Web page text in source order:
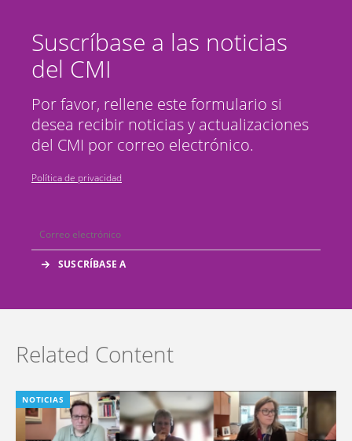
Suscríbase a las noticias
del CMI
Por favor, rellene este formulario si
desea recibir noticias y actualizaciones
del CMI por correo electrónico.
Política de privacidad
Related Content
NOTICIAS